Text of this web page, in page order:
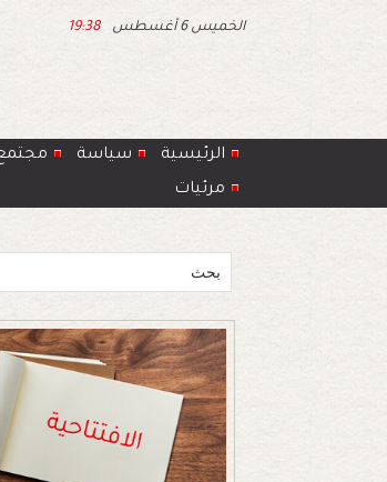
الخميس 6 أغسطس 19:38
الرئيسية سياسة
مرئيات